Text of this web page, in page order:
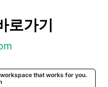
로가기
that works for you.